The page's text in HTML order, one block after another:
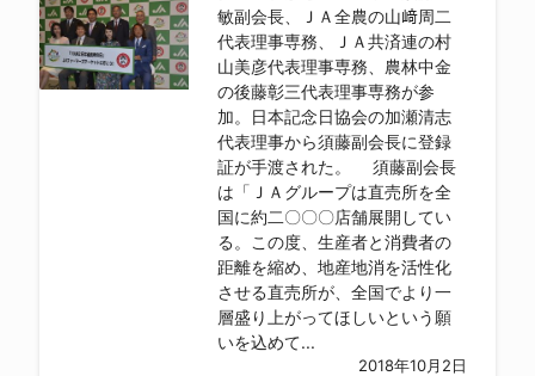
敏副会長、ＪＡ全農の山﨑周二
代表理事専務、ＪＡ共済連の村
山美彦代表理事専務、農林中金
の後藤彰三代表理事専務が参
加。日本記念日協会の加瀬清志
代表理事から須藤副会長に登録
証が手渡された。 須藤副会長
は「ＪＡグループは直売所を全
国に約二〇〇〇店舗展開してい
る。この度、生産者と消費者の
距離を縮め、地産地消を活性化
させる直売所が、全国でより一
層盛り上がってほしいという願
いを込めて...
2018年10月2日